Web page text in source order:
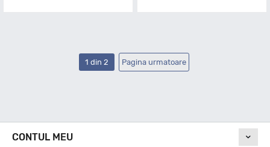
1 din 2 Pagina urmatoare
CONTUL MEU